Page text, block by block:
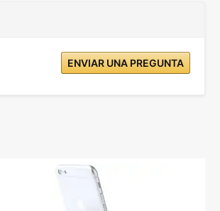
ENVIAR UNA PREGUNTA